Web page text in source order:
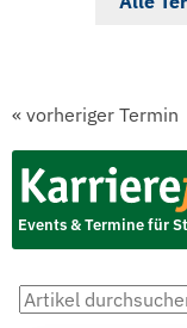
« vorheriger Termin
Events & Termine für